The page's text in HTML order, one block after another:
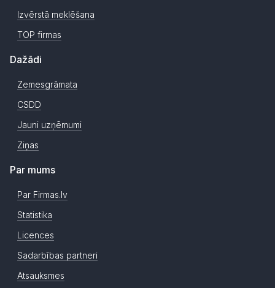
Izvērstā meklēšana
TOP firmas
Dažādi
Zemesgrāmata
CSDD
Jauni uzņēmumi
Ziņas
Par mums
Par Firmas.lv
Statistika
Licences
Sadarbības partneri
Atsauksmes